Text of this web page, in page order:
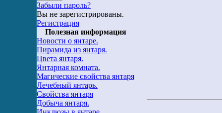
Забыли пароль?
Вы не зарегистрированы.
Регистрация
Полезная информация
Новости о янтаре.
Пирамида из янтаря.
Цвета янтаря.
Янтарная комната.
Магические свойства янтаря
Лечебный янтарь.
Свойства янтаря
Добыча янтаря.